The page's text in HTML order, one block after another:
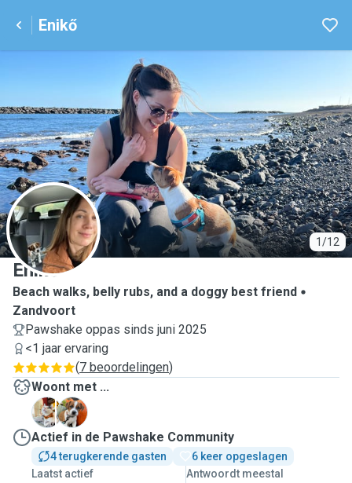
Enikő
1/12
E
Enikő
Beach walks, belly rubs, and a doggy best friend
Zandvoort
Pawshake oppas sinds juni 2025
<1 jaar ervaring
(7 beoordelingen)
Woont met ...
P
P
Actief in de Pawshake Community
4 terugkerende gasten
6 keer opgeslagen
Laatst actief
Antwoordt meestal